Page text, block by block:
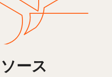
ース